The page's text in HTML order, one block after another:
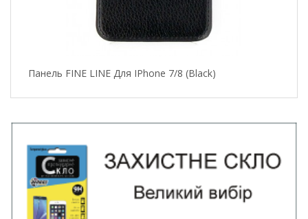
Панель FINE LINE Для IPhone 7/8 (black)